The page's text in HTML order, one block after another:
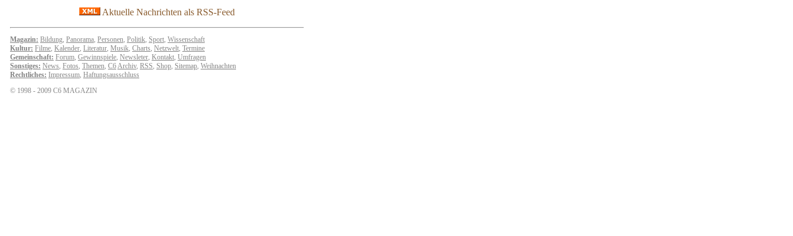
Aktuelle Nachrichten als RSS-Feed
Magazin: Bildung, Panorama, Personen, Politik, Sport, Wissenschaft
Kultur: Filme, Kalender, Literatur, Musik, Charts, Netzwelt, Termine
Gemeinschaft: Forum, Gewinnspiele, Newsleter, Kontakt, Umfragen
Sonstiges: News, Fotos, Themen, C6Archiv, RSS, Shop, Sitemap, Weihnachten
Rechtliches: Impressum, Haftungsausschluss
© 1998 - 2009 C6 MAGAZIN